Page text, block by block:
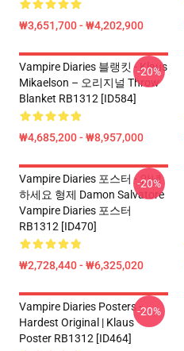
₩3,651,700 - ₩4,202,900
Vampire Diaries 블랭킷 - Klaus
Mikaelson – 오리지널 Throw
Blanket RB1312 [ID584]
₩4,685,200 - ₩8,957,000
-20%
Vampire Diaries 포스터 - 안녕
하세요 형제 Damon Salvatore
Vampire Diaries 포스터
RB1312 [ID470]
₩2,728,440 - ₩6,325,020
-20%
Vampire Diaries Posters -
Hardest Original | Klaus
Poster RB1312 [ID464]
-20%